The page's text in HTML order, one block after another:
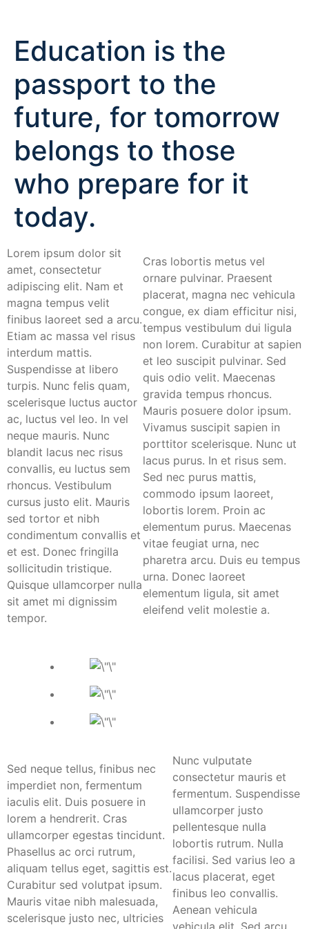
Education is the
passport to the
future, for tomorrow
belongs to those
who prepare for it
today.
Lorem ipsum dolor sit
amet, consectetur
adipiscing elit. Nam et
magna tempus velit
finibus laoreet sed a arcu.
Etiam ac massa vel risus
interdum mattis.
Suspendisse at libero
turpis. Nunc felis quam,
scelerisque luctus auctor
ac, luctus vel leo. In vel
neque mauris. Nunc
blandit lacus nec risus
convallis, eu luctus sem
rhoncus. Vestibulum
cursus justo elit. Mauris
sed tortor et nibh
condimentum convallis et
et est. Donec fringilla
sollicitudin tristique.
Quisque ullamcorper nulla
sit amet mi dignissim
tempor.
Cras lobortis metus vel
ornare pulvinar. Praesent
placerat, magna nec vehicula
congue, ex diam efficitur nisi,
tempus vestibulum dui ligula
non lorem. Curabitur at sapien
et leo suscipit pulvinar. Sed
quis odio velit. Maecenas
gravida tempus rhoncus.
Mauris posuere dolor ipsum.
Vivamus suscipit sapien in
porttitor scelerisque. Nunc ut
lacus purus. In et risus sem.
Sed nec purus mattis,
commodo ipsum laoreet,
lobortis lorem. Proin ac
elementum purus. Maecenas
vitae feugiat urna, nec
pharetra arcu. Duis eu tempus
urna. Donec laoreet
elementum ligula, sit amet
eleifend velit molestie a.
Sed neque tellus, finibus nec
imperdiet non, fermentum
iaculis elit. Duis posuere in
lorem a hendrerit. Cras
ullamcorper egestas tincidunt.
Phasellus ac orci rutrum,
aliquam tellus eget, sagittis est.
Curabitur sed volutpat ipsum.
Mauris vitae nibh malesuada,
scelerisque justo nec, ultricies
Nunc vulputate
consectetur mauris et
fermentum. Suspendisse
ullamcorper justo
pellentesque nulla
lobortis rutrum. Nulla
facilisi. Sed varius leo a
lacus placerat, eget
finibus leo convallis.
Aenean vehicula